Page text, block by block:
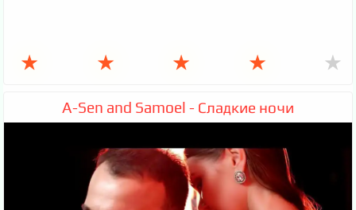
★ ★ ★ ★ ★
A-Sen and Samoel - Сладкие ночи